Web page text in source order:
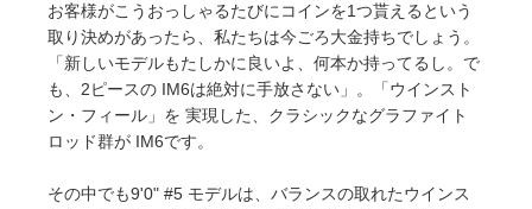
お客様がこうおっしゃるたびにコインを1つ貰えるという
取り決めがあったら、私たちは今ごろ大金持ちでしょう。
「新しいモデルもたしかに良いよ、何本か持ってるし。で
も、2ピースの IM6は絶対に手放さない」。「ウインスト
ン・フィール」を 実現した、クラシックなグラファイト
ロッド群が IM6です。
その中でも9'0" #5 モデルは、バランスの取れたウインス